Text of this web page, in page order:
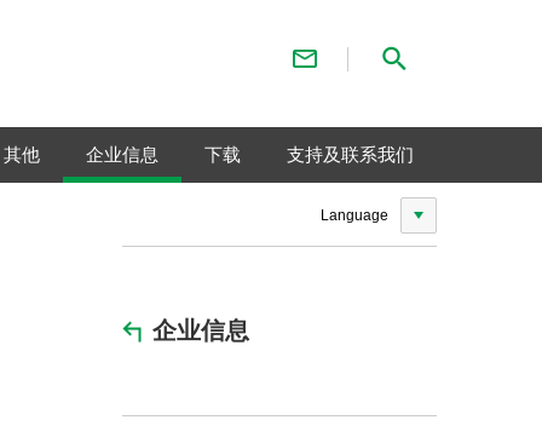
Language
联系我们
其他 企业信息 下载 支持及联系我们
企业信息